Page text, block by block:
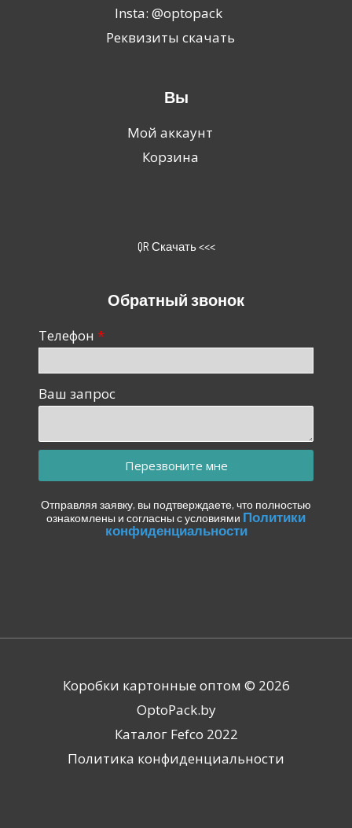
Insta: @optopack
Реквизиты скачать
Вы
Мой аккаунт
Корзина
QR Скачать <<<
Обратный звонок
Телефон
Ваш запрос
Перезвоните мне
Отправляя заявку, вы подтверждаете, что полностью
ознакомлены и согласны с условиями Политики
конфиденциальности
Коробки картонные оптом © 2026
OptoPack.by
Каталог Fefco 2022
Политика конфиденциальности